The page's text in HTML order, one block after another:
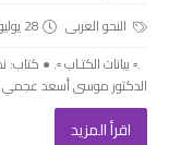
النحو العربى
28 يوليو 2024
.▫️ بيانات الكتـاب ▫️. ●
الدكتور موسى أسعد عجمي
اقرأ المزيد